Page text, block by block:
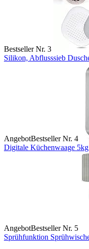
Bestseller Nr. 3
Silikon, Abflusssieb
AngebotBestseller Nr. 4
Digitale Küchenwaage
AngebotBestseller Nr. 5
Sprühfunktion